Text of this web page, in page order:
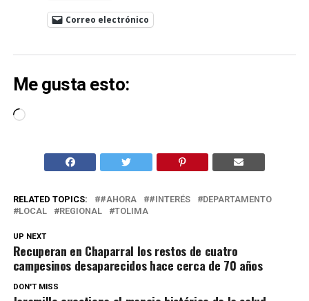
Correo electrónico
Me gusta esto:
Cargando...
RELATED TOPICS: #AHORA #INTERÉS
DEPARTAMENTO
LOCAL
REGIONAL TOLIMA
UP NEXT
Recuperan en Chaparral los restos de cuatro
campesinos desaparecidos hace cerca de 70 años
DON'T MISS